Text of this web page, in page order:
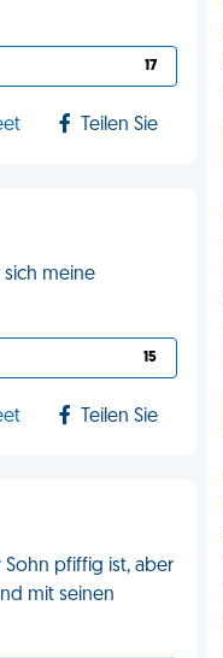
17
Teilen Sie
sich meine
15
Teilen Sie
Sohn pfiffig ist, aber
mit seinen